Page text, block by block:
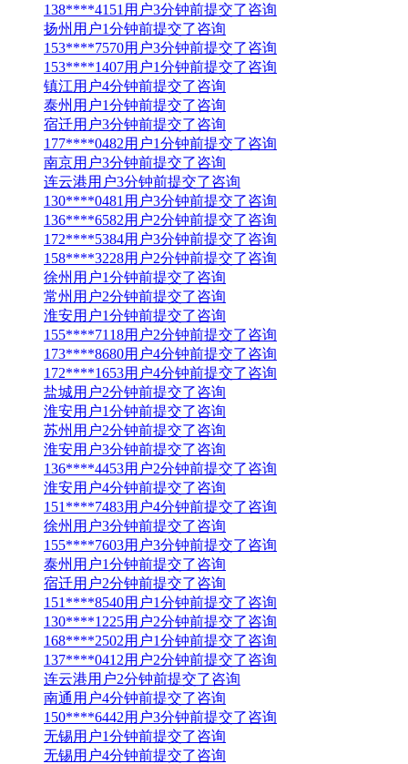
138****4151用户3分钟前提交了咨询
扬州用户1分钟前提交了咨询
153****7570用户3分钟前提交了咨询
153****1407用户1分钟前提交了咨询
镇江用户4分钟前提交了咨询
泰州用户1分钟前提交了咨询
宿迁用户3分钟前提交了咨询
177****0482用户1分钟前提交了咨询
南京用户3分钟前提交了咨询
连云港用户3分钟前提交了咨询
130****0481用户3分钟前提交了咨询
136****6582用户2分钟前提交了咨询
172****5384用户3分钟前提交了咨询
158****3228用户2分钟前提交了咨询
徐州用户1分钟前提交了咨询
常州用户2分钟前提交了咨询
淮安用户1分钟前提交了咨询
155****7118用户2分钟前提交了咨询
173****8680用户4分钟前提交了咨询
172****1653用户4分钟前提交了咨询
盐城用户2分钟前提交了咨询
淮安用户1分钟前提交了咨询
苏州用户2分钟前提交了咨询
淮安用户3分钟前提交了咨询
136****4453用户2分钟前提交了咨询
淮安用户4分钟前提交了咨询
151****7483用户4分钟前提交了咨询
徐州用户3分钟前提交了咨询
155****7603用户3分钟前提交了咨询
泰州用户1分钟前提交了咨询
宿迁用户2分钟前提交了咨询
151****8540用户1分钟前提交了咨询
130****1225用户2分钟前提交了咨询
168****2502用户1分钟前提交了咨询
137****0412用户2分钟前提交了咨询
连云港用户2分钟前提交了咨询
南通用户4分钟前提交了咨询
150****6442用户3分钟前提交了咨询
无锡用户1分钟前提交了咨询
无锡用户4分钟前提交了咨询